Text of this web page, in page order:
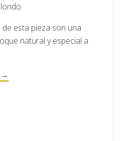
esta pieza son una
natural y especial a
→